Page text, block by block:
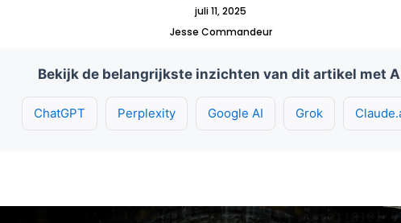
juli 11, 2025
Jesse Commandeur
Bekijk de belangrijkste inzichten van dit artikel met
ChatGPT Perplexity Google AI Grok